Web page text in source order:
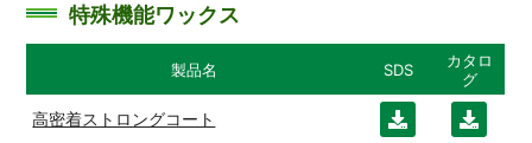
特殊機能ワックス
製品名 SDS
カタロ
グ
高密着ストロングコート
ダウ
ダウ